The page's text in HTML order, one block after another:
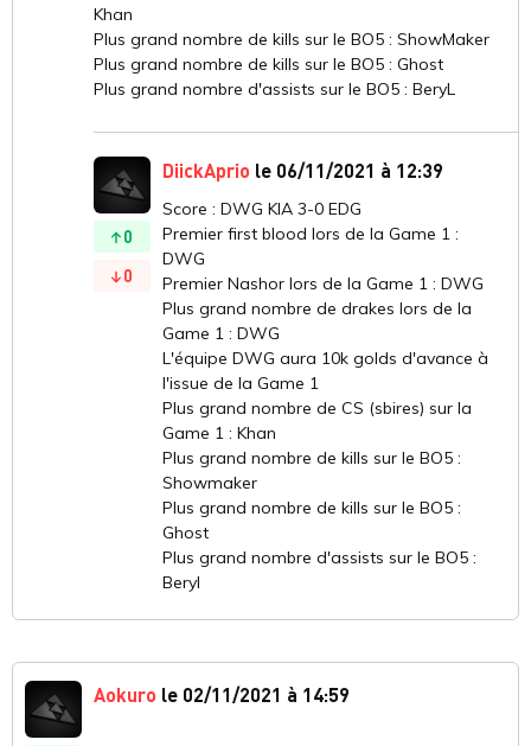
Khan
Plus grand nombre de kills sur le BO5 : ShowMaker
Plus grand nombre de kills sur le BO5 : Ghost
Plus grand nombre d'assists sur le BO5 : BeryL
0
0
DiickAprio le 06/11/2021 à 12:39
Score : DWG KIA 3-0 EDG
Premier first blood lors de la Game 1 :
DWG
Premier Nashor lors de la Game 1 : DWG
Plus grand nombre de drakes lors de la
Game 1 : DWG
L'équipe DWG aura 10k golds d'avance à
l'issue de la Game 1
Plus grand nombre de CS (sbires) sur la
Game 1 : Khan
Plus grand nombre de kills sur le BO5 :
Showmaker
Plus grand nombre de kills sur le BO5 :
Ghost
Plus grand nombre d'assists sur le BO5 :
Beryl
Aokuro le 02/11/2021 à 14:59